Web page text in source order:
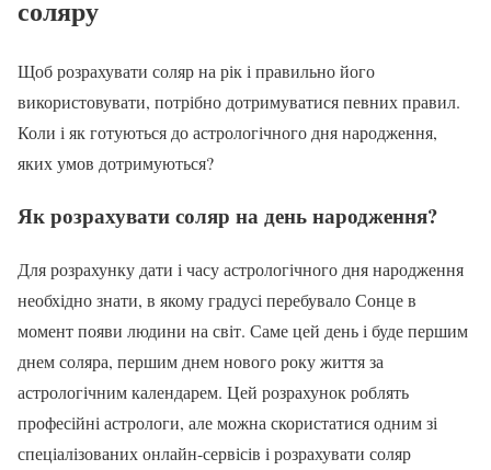
соляру
Щоб розрахувати соляр на рік і правильно його
використовувати, потрібно дотримуватися певних правил.
Коли і як готуються до астрологічного дня народження,
яких умов дотримуються?
Як розрахувати соляр на день народження?
Для розрахунку дати і часу астрологічного дня народження
необхідно знати, в якому градусі перебувало Сонце в
момент появи людини на світ. Саме цей день і буде першим
днем соляра, першим днем нового року життя за
астрологічним календарем. Цей розрахунок роблять
професійні астрологи, але можна скористатися одним зі
спеціалізованих онлайн-сервісів і розрахувати соляр